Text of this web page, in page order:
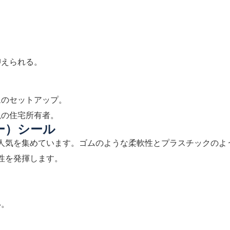
られる。
セットアップ。
住宅所有者。
）シール
を集めています。ゴムのような柔軟性とプラスチックのよ
発揮します。